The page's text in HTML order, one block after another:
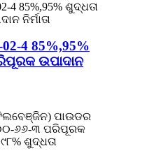
4 85%,95%
ଉପାଦାନ